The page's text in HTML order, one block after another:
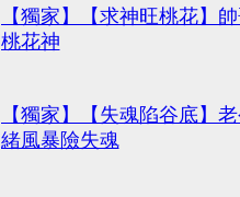
【獨家】【求神旺桃花
桃花神
【獨家】【失魂陷谷底
緒風暴險失魂